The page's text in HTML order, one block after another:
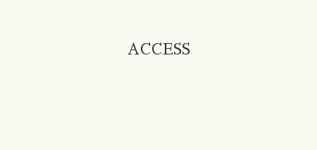
ACCESS